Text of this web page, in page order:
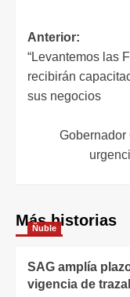
Anterior:
“Levantemos las
recibirán
sus negocios
Gobernador
Más historias
Ñuble
SAG amplía
vigencia de